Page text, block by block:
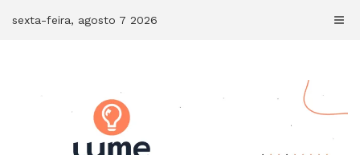
sexta-feira, agosto 7 2026